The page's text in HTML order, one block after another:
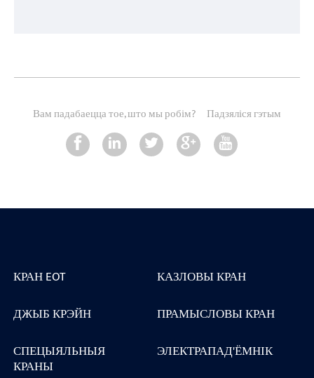
Вам падабаецца тое, што мы робім? Падзяліся гэтым
КРАН EOT
КАЗЛОВЫ КРАН
ДЖЫБ КРЭЙН
ПРАМЫСЛОВЫ КРАН
СПЕЦЫЯЛЬНЫЯ
КРАНЫ
ЭЛЕКТРАПАД'ЁМНІК